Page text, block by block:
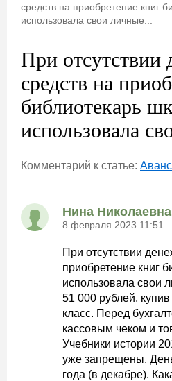
средств на приобретение книг
использовала свои личные...
При отсутствии
средств на
библиотекарь
использовала
Комментарий к статье:
Нина Николаевна
8 февраля 2023 11:51
При отсутствии
приобретение книг
использовала свои
51 000 рублей,
класс. Перед
кассовым чеком и
Учебники истории
уже запрещены.
года (в декабре).